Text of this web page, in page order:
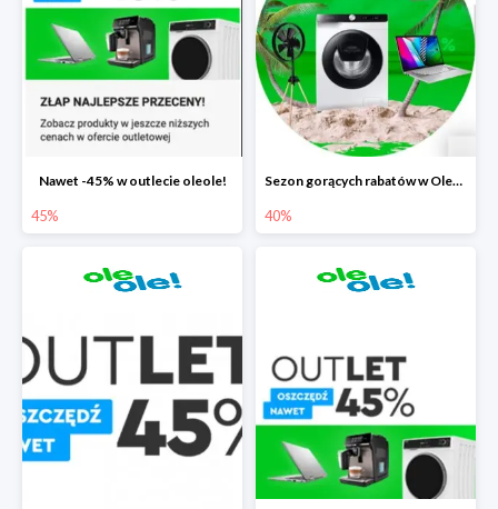
Nawet -45% w outlecie oleole!
45%
Sezon gorących rabatów w OleOle! do -40%
40%